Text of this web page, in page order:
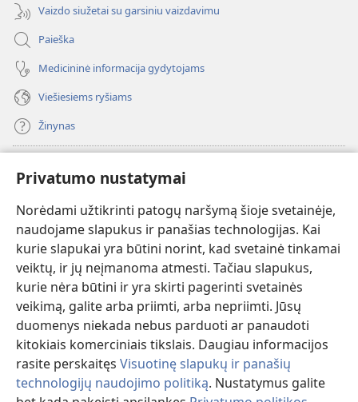
Privatumo nustatymai
Norėdami užtikrinti patogų naršymą šioje svetainėje,
naudojame slapukus ir panašias technologijas. Kai
kurie slapukai yra būtini norint, kad svetainė tinkamai
veiktų, ir jų neįmanoma atmesti. Tačiau slapukus,
kurie nėra būtini ir yra skirti pagerinti svetainės
veikimą, galite arba priimti, arba nepriimti. Jūsų
duomenys niekada nebus parduoti ar panaudoti
kitokiais komerciniais tikslais. Daugiau informacijos
rasite perskaitęs Visuotinę slapukų ir panašių
technologijų naudojimo politiką. Nustatymus galite
Vaizdo siužetai su garsiniu vaizdavimu
Paieška
Medicininė informacija gydytojams
Viešiesiems ryšiams
Žinynas
(atsiveria
naujas
langas)Sargybos bokšto INTERNETINĖ BIBLIOTEKA
(atsiveria
naujas
langas)JW Hub ®
(atsiveria
naujas
langas)JW Library
Watchtower Library